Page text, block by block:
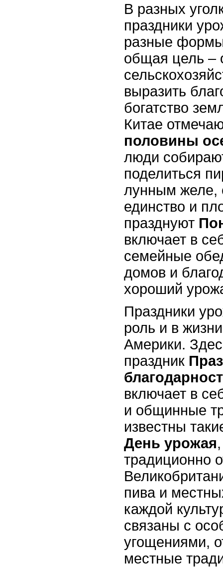
В разных
праздники
разные
общая цель –
выразить
богатство
Китае
половины
люди
поделиться
лунным желе,
единство и
празднуют
включает в
семейные
домов и
хороший
Праздники
роль и в
Америки.
праздник
включает в
и общинные
известны
День урожая
традиционно
пива и
каждой
связаны с
угощениями,
местные